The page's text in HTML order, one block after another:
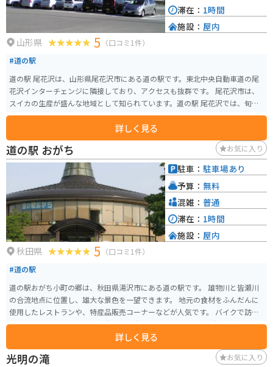
山形県 5 （口コミ1件）
#道の駅
道の駅 尾花沢は、山形県尾花沢市にある道の駅です。東北中央自動車道の尾
花沢インターチェンジに隣接しており、アクセスも抜群です。 尾花沢市は、
スイカの生産が盛んな地域として知られています。道の駅 尾花沢では、旬の
時期には、新鮮で甘いスイカをたくさん買うことができます。また、尾花沢
牛などの地元の食材を使った料理も楽しむことができます。 バイクで訪れる
場合、道の駅には広い駐車場が完備されているので安心です。休憩スペース
も充実しており、ツーリングの途中に立ち寄るのに最適な場所です。 周辺に
は、銀山温泉や徳良湖など、観光スポットも点在しています。銀山温泉は、レ
トロな雰囲気が漂う温泉街として人気があり、日帰り入浴も可能です。徳良
湖は、春には湖畔に桜が咲き乱れ、多くの観光客で賑わいます。道の駅 尾花
沢を拠点に、周辺の観光スポットを巡ってみるのもおすすめです。
詳しく見る
滞在： 1時間
施設： 屋内
道の駅 おがち お気に入り
秋田県 5 （口コミ1件）
#道の駅
道の駅おがち小町の郷は、秋田県湯沢市にある道の駅です。 雄物川と皆瀬川
の合流地点に位置し、雄大な景色を一望できます。 地元の食材をふんだんに
使用したレストランや、特産品販売コーナーなどが人気です。 バイクで訪れ
る場合、道の駅周辺には、栗駒山や鳥海ブルーラインなど、景観の美しいワ
インディングロードが多くあります。 また、道の駅には、バイクスタンドや
休憩スペースも完備されているので、ツーリングの拠点としても最適です。
地域の特産品としては、稲庭うどん、比内地鶏、あきたこまちなどが有名で
詳しく見る
駐車： 駐車場あり
予算： 無料
混雑： 普通
滞在： 1時間
施設： 屋内
光明の滝 お気に入り